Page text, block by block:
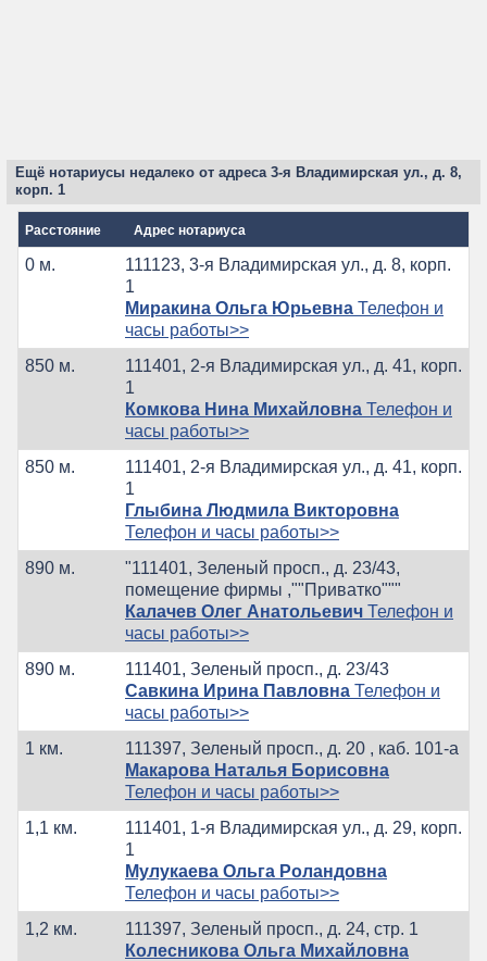
Ещё нотариусы недалеко от адреса 3-я Владимирская ул., д. 8,
корп. 1
Расстояние Адрес нотариуса
0 м.
111123, 3-я Владимирская ул., д. 8, корп.
1
Миракина Ольга Юрьевна Телефон и
часы работы>>
850 м.
111401, 2-я Владимирская ул., д. 41, корп.
1
Комкова Нина Михайловна Телефон и
часы работы>>
850 м.
111401, 2-я Владимирская ул., д. 41, корп.
1
Глыбина Людмила Викторовна
Телефон и часы работы>>
890 м.
"111401, Зеленый просп., д. 23/43,
помещение фирмы ,""Приватко"""
Калачев Олег Анатольевич Телефон и
часы работы>>
890 м.
111401, Зеленый просп., д. 23/43
Савкина Ирина Павловна Телефон и
часы работы>>
1 км.
111397, Зеленый просп., д. 20 , каб. 101-а
Макарова Наталья Борисовна
Телефон и часы работы>>
1,1 км.
111401, 1-я Владимирская ул., д. 29, корп.
1
Мулукаева Ольга Роландовна
Телефон и часы работы>>
1,2 км.
111397, Зеленый просп., д. 24, стр. 1
Колесникова Ольга Михайловна